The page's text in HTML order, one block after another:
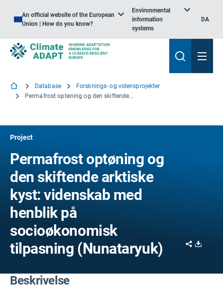
An official website of the European
Union | How do you know?
Environmental
information
systems
DA
Database
Forsknings- og vidensprojekter
Permafrost optøning og den skiftende arktiske kyst: videnskab med henblik på socioøkonomisk tilpasning
Project
Permafrost optøning og
den skiftende arktiske
kyst: videnskab med
henblik på
socioøkonomisk
tilpasning (Nunataryuk)
Share
Beskrivelse